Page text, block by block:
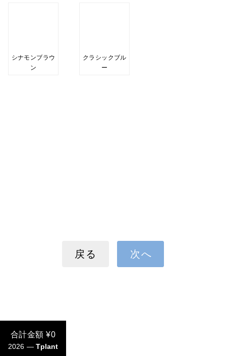
シナモンブラウ
ン
クラシックブル
ー
戻る 次へ
合計金額 ¥0
2026 — Tplant